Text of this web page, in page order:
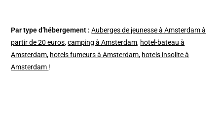
Par type d’hébergement : Auberges de jeunesse à Amsterdam à
partir de 20 euros,camping à Amsterdam, hotel-bateau à
Amsterdam, hotels fumeurs à Amsterdam, hotels insolite à
Amsterdam !